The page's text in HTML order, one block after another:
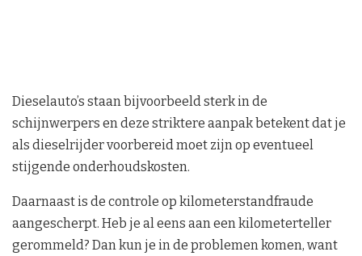
Dieselauto’s staan bijvoorbeeld sterk in de
schijnwerpers en deze striktere aanpak betekent dat je
als dieselrijder voorbereid moet zijn op eventueel
stijgende onderhoudskosten.
Daarnaast is de controle op kilometerstandfraude
aangescherpt. Heb je al eens aan een kilometerteller
gerommeld? Dan kun je in de problemen komen, want